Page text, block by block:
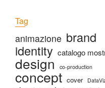
Tag
animazione brand
identity catalogo
design co-production
concept cover